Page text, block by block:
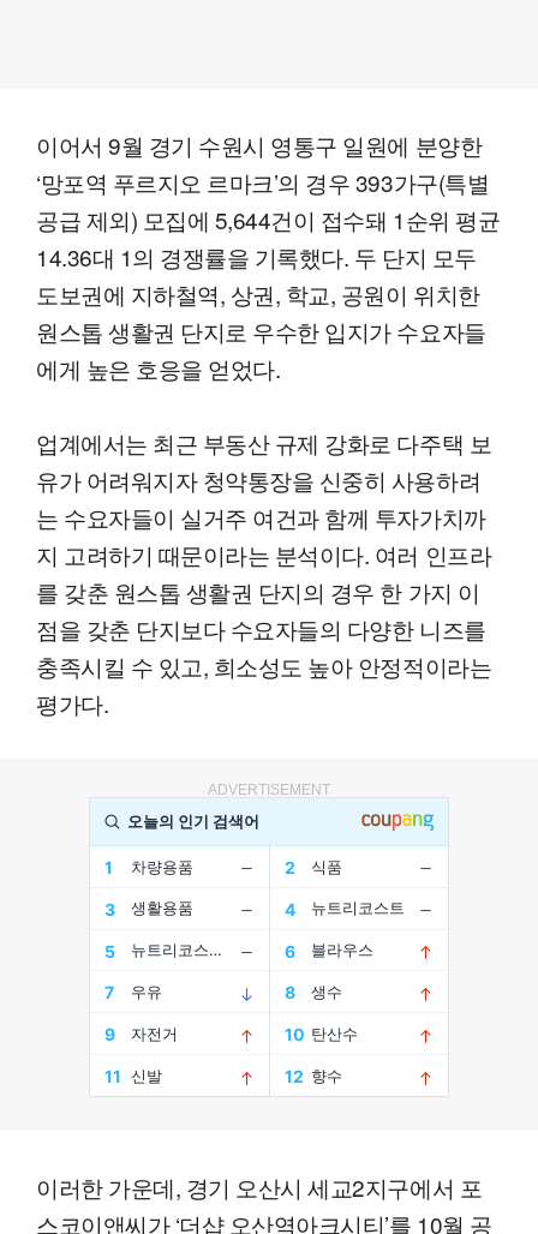
이어서 9월 경기 수원시 영통구 일원에 분양한
‘망포역 푸르지오 르마크’의 경우 393가구(특별
공급 제외) 모집에 5,644건이 접수돼 1순위 평균
14.36대 1의 경쟁률을 기록했다. 두 단지 모두
도보권에 지하철역, 상권, 학교, 공원이 위치한
원스톱 생활권 단지로 우수한 입지가 수요자들
에게 높은 호응을 얻었다.
업계에서는 최근 부동산 규제 강화로 다주택 보
유가 어려워지자 청약통장을 신중히 사용하려
는 수요자들이 실거주 여건과 함께 투자가치까
지 고려하기 때문이라는 분석이다. 여러 인프라
를 갖춘 원스톱 생활권 단지의 경우 한 가지 이
점을 갖춘 단지보다 수요자들의 다양한 니즈를
충족시킬 수 있고, 희소성도 높아 안정적이라는
평가다.
ADVERTISEMENT
이러한 가운데, 경기 오산시 세교2지구에서 포
스코이앤씨가 ‘더샵 오산역아크시티’를 10월 공